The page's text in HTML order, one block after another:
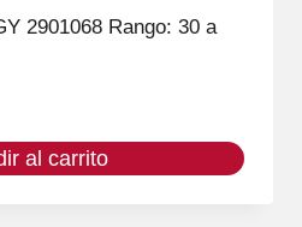
2901068 Rango: 30 a
al carrito